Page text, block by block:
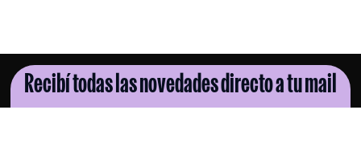
Recibí todas las novedades directo a tu mail